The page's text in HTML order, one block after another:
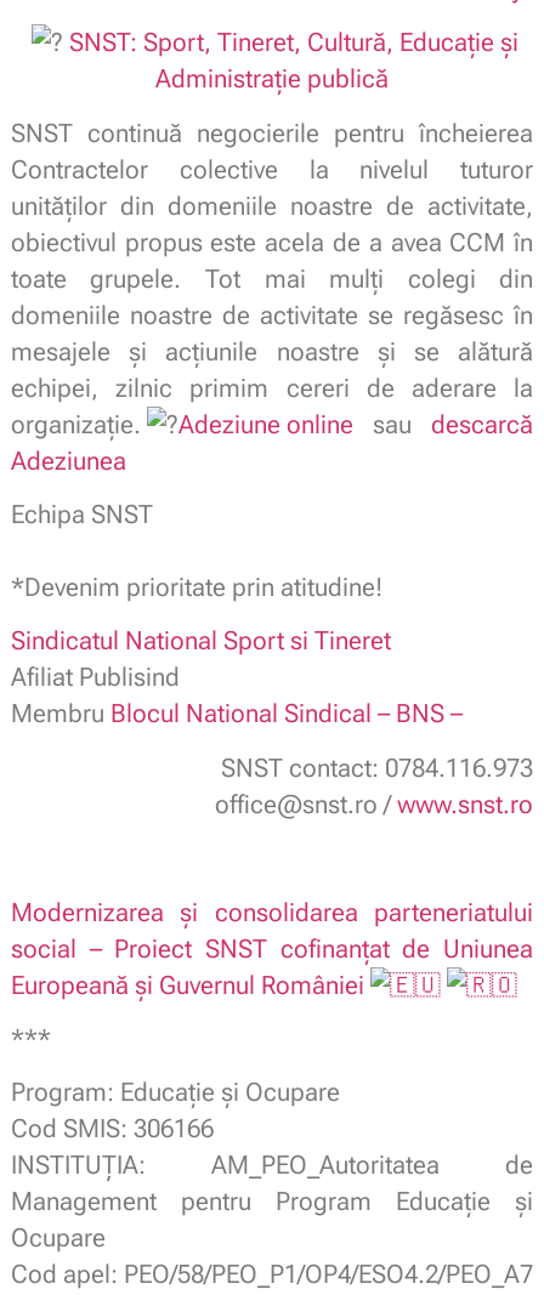
SNST: Sport, Tineret, Cultură, Educație și
Administrație publică
SNST continuă negocierile pentru încheierea
Contractelor colective la nivelul tuturor
unităților din domeniile noastre de activitate,
obiectivul propus este acela de a avea CCM în
toate grupele. Tot mai mulți colegi din
domeniile noastre de activitate se regăsesc în
mesajele şi acţiunile noastre şi se alătură
echipei, zilnic primim cereri de aderare la
organizație.
Adeziune online saudescarcă
Adeziunea
Echipa SNST
*Devenim prioritate prin atitudine!
Sindicatul National Sport si Tineret
Afiliat Publisind
Membru Blocul National Sindical – BNS –
SNST contact: 0784.116.973
office@snst.ro /www.snst.ro
Modernizarea și consolidarea parteneriatului
social – Proiect SNST cofinanțat de Uniunea
Europeană și Guvernul României
***
Program: Educație și Ocupare
Cod SMIS: 306166
INSTITUȚIA: AM_PEO_Autoritatea de
Management pentru Program Educație și
Ocupare
Cod apel: PEO/58/PEO_P1/OP4/ESO4.2/PEO_A7